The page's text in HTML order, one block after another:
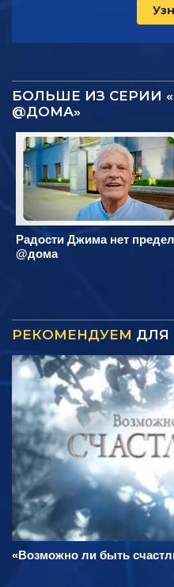
БОЛЬШЕ ИЗ СЕРИИ
@ДОМА»
Радости Джима нет
@дома
РЕКОМЕНДУЕМ ДЛЯ
«Возможно ли быть